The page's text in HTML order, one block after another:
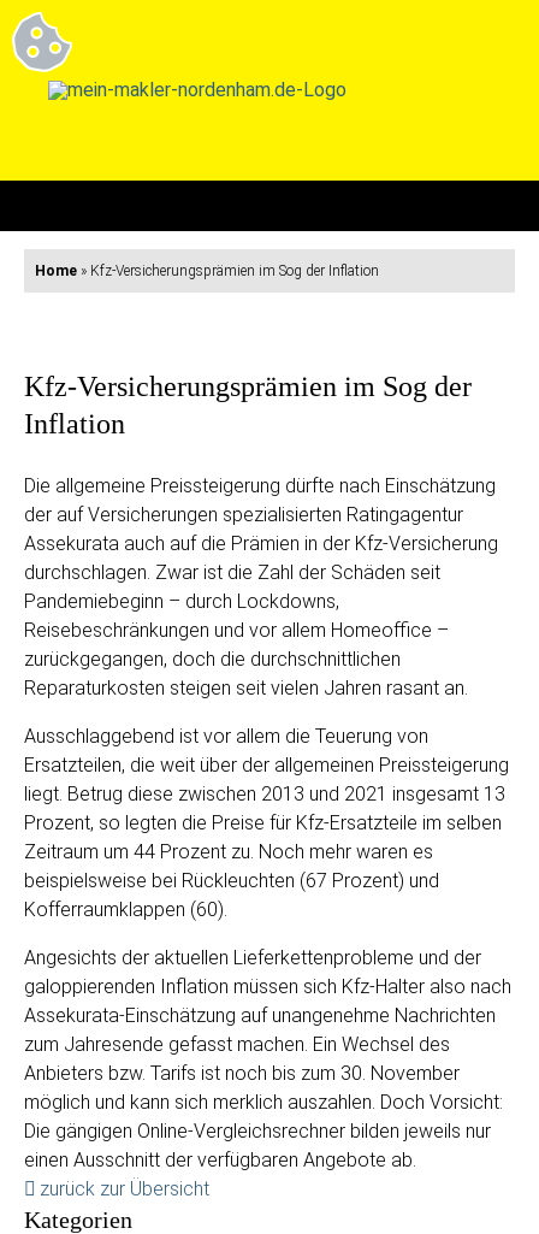
Home » Kfz-Versicherungsprämien im Sog der Inflation
Kfz-Versicherungsprämien im Sog der
Inflation
Die allgemeine Preissteigerung dürfte nach Einschätzung
der auf Versicherungen spezialisierten Ratingagentur
Assekurata auch auf die Prämien in der Kfz-Versicherung
durchschlagen. Zwar ist die Zahl der Schäden seit
Pandemiebeginn – durch Lockdowns,
Reisebeschränkungen und vor allem Homeoffice –
zurückgegangen, doch die durchschnittlichen
Reparaturkosten steigen seit vielen Jahren rasant an.
Ausschlaggebend ist vor allem die Teuerung von
Ersatzteilen, die weit über der allgemeinen Preissteigerung
liegt. Betrug diese zwischen 2013 und 2021 insgesamt 13
Prozent, so legten die Preise für Kfz-Ersatzteile im selben
Zeitraum um 44 Prozent zu. Noch mehr waren es
beispielsweise bei Rückleuchten (67 Prozent) und
Kofferraumklappen (60).
Angesichts der aktuellen Lieferkettenprobleme und der
galoppierenden Inflation müssen sich Kfz-Halter also nach
Assekurata-Einschätzung auf unangenehme Nachrichten
zum Jahresende gefasst machen. Ein Wechsel des
Anbieters bzw. Tarifs ist noch bis zum 30. November
möglich und kann sich merklich auszahlen. Doch Vorsicht:
Die gängigen Online-Vergleichsrechner bilden jeweils nur
einen Ausschnitt der verfügbaren Angebote ab.
zurück zur Übersicht
Kategorien